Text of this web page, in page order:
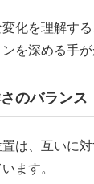
化を理解す
を深める手が
のバランス
は、互いに
ます。